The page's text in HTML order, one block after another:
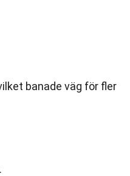
banade väg för fler